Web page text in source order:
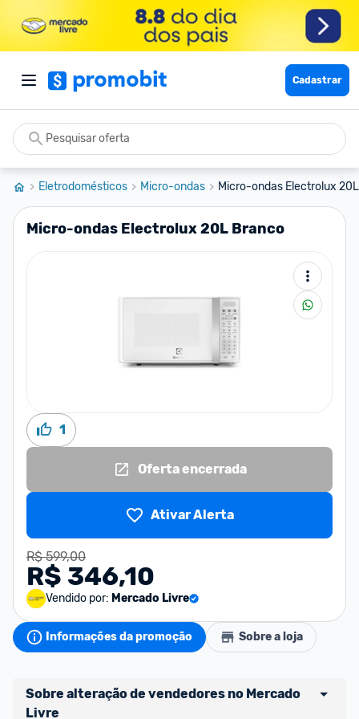
Cadastrar
Eletrodomésticos Micro-ondas Micro-ondas Electrolux
Micro-ondas Electrolux 20L Branco
1
Oferta encerrada
Ativar Alerta
R$ 599,00
R$ 346,10
Vendido por: Mercado Livre
Informações da promoção Sobre a loja
Sobre alteração de vendedores no Mercado
Livre